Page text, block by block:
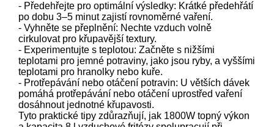
- Předehřejte pro optimální výsledky: Krátké předehřátí
po dobu 3–5 minut zajistí rovnoměrné vaření.
- Vyhněte se přeplnění: Nechte vzduch volně
cirkulovat pro křupavější textury.
- Experimentujte s teplotou: Začněte s nižšími
teplotami pro jemné potraviny, jako jsou ryby, a vyššími
teplotami pro hranolky nebo kuře.
- Protřepávání nebo otáčení potravin: U větších dávek
pomáhá protřepávání nebo otáčení uprostřed vaření
dosáhnout jednotné křupavosti.
Tyto praktické tipy zdůrazňují, jak 1800W topný výkon